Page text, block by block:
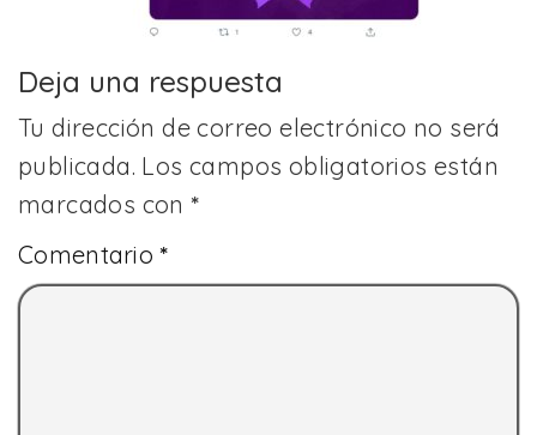
Deja una respuesta
Tu dirección de correo electrónico no será
publicada. Los campos obligatorios están
marcados con*
Comentario*